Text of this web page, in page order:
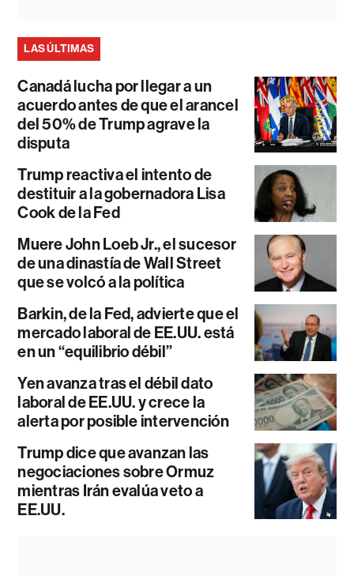
LAS ÚLTIMAS
Canadá lucha por llegar a un
acuerdo antes de que el arancel
del 50% de Trump agrave la
disputa
Trump reactiva el intento de
destituir a la gobernadora Lisa
Cook de la Fed
Muere John Loeb Jr., el sucesor
de una dinastía de Wall Street
que se volcó a la política
Barkin, de la Fed, advierte que el
mercado laboral de EE.UU. está
en un “equilibrio débil”
Yen avanza tras el débil dato
laboral de EE.UU. y crece la
alerta por posible intervención
Trump dice que avanzan las
negociaciones sobre Ormuz
mientras Irán evalúa veto a
EE.UU.